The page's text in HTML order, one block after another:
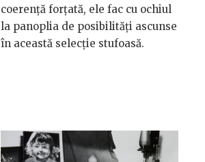
coerență forțată, ele fac cu ochiul
la panoplia de posibilități ascunse
în această selecție stufoasă.